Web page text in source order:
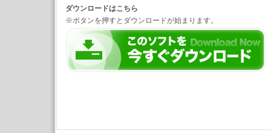
ダウンロードはこちら
※ボタンを押すとダウンロードが始まります。